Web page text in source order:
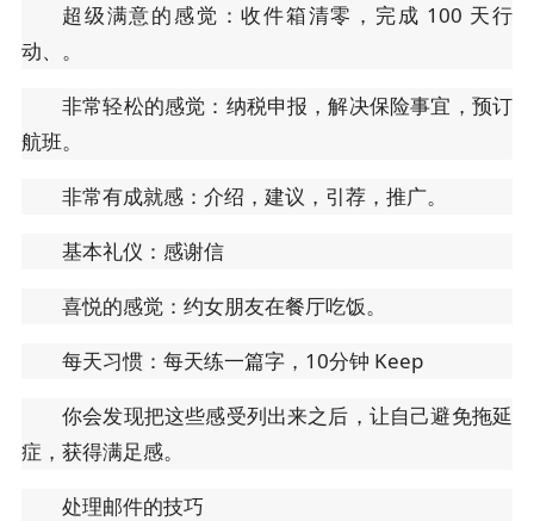
超级满意的感觉：收件箱清零，完成 100 天行
动、。
非常轻松的感觉：纳税申报，解决保险事宜，预订
航班。
非常有成就感：介绍，建议，引荐，推广。
基本礼仪：感谢信
喜悦的感觉：约女朋友在餐厅吃饭。
每天习惯：每天练一篇字，10分钟 Keep
你会发现把这些感受列出来之后，让自己避免拖延
症，获得满足感。
处理邮件的技巧